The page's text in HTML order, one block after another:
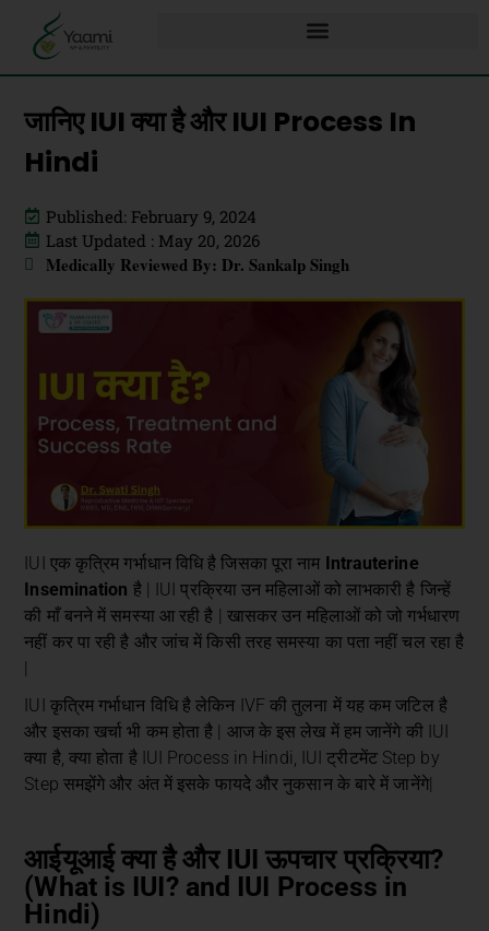
जानिए IUI क्या है और IUI Process In
Hindi
Published: February 9, 2024
Last Updated : May 20, 2026
Medically Reviewed By: Dr. Sankalp Singh
IUI एक कृत्रिम गर्भाधान विधि है जिसका पूरा नाम Intrauterine
Insemination है | IUI प्रक्रिया उन महिलाओं को लाभकारी है जिन्हें
की माँ बनने में समस्या आ रही है | खासकर उन महिलाओं को जो गर्भधारण
नहीं कर पा रही है और जांच में किसी तरह समस्या का पता नहीं चल रहा है
|
IUI कृत्रिम गर्भाधान विधि है लेकिन IVF की तुलना में यह कम जटिल है
और इसका खर्चा भी कम होता है | आज के इस लेख में हम जानेंगे की IUI
क्या है, क्या होता है IUI Process in Hindi, IUI ट्रीटमेंट Step by
Step समझेंगे और अंत में इसके फायदे और नुकसान के बारे में जानेंगे|
आईयूआई क्या है और IUI ऊपचार प्रक्रिया?
(What is IUI? and IUI Process in
Hindi)